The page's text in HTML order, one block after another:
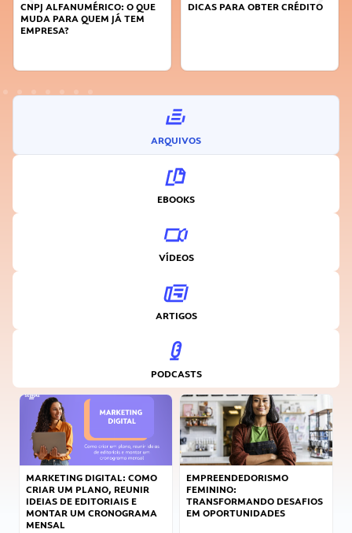
CNPJ ALFANUMÉRICO: O QUE
MUDA PARA QUEM JÁ TEM
EMPRESA?
DICAS PARA OBTER CRÉDITO
ARQUIVOS
EBOOKS
VÍDEOS
ARTIGOS
PODCASTS
MARKETING DIGITAL: COMO
CRIAR UM PLANO, REUNIR
IDEIAS DE EDITORIAIS E
MONTAR UM CRONOGRAMA
MENSAL
EMPREENDEDORISMO
FEMININO:
TRANSFORMANDO DESAFIOS
EM OPORTUNIDADES